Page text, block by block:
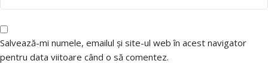
Salvează-mi numele, emailul și site-ul web în acest navigator
pentru data viitoare când o să comentez.